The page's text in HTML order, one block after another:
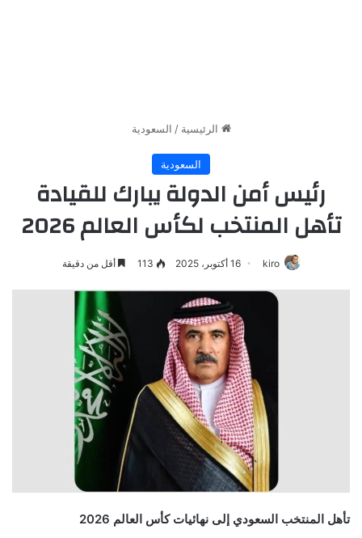
الرئيسية / السعودية
السعودية
رئيس أمن الدولة يبارك للقيادة
تأهل المنتخب لكأس العالم 2026
kiro 16 أكتوبر، 2025 113 أقل من دقيقة
تأهل المنتخب السعودي إلى نهائيات كأس العالم 2026